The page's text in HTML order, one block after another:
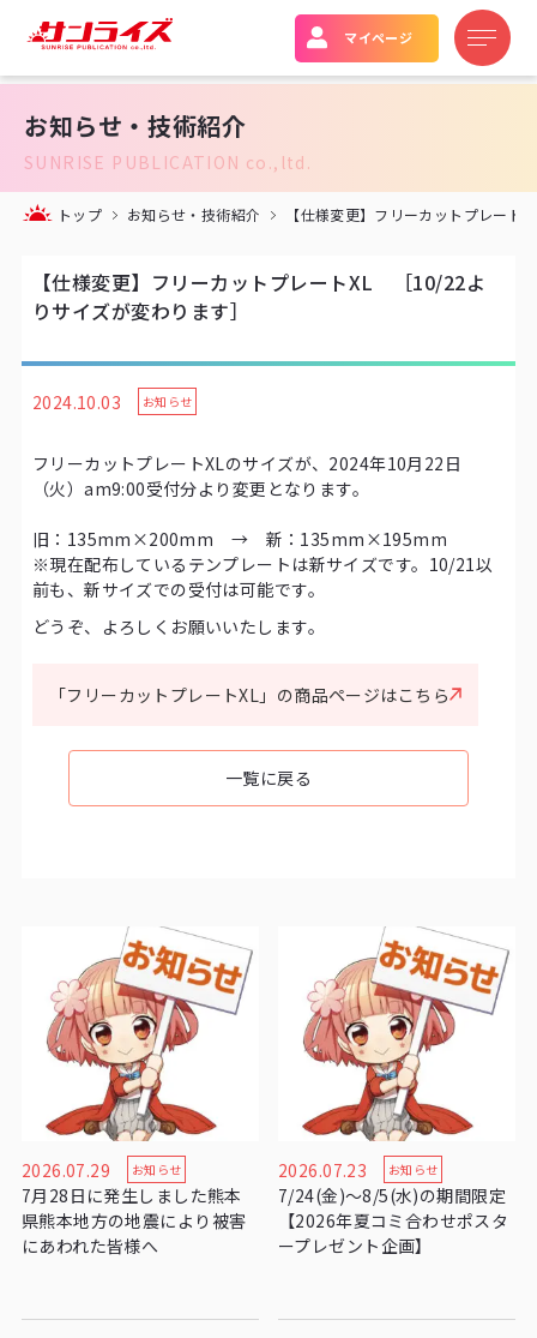
マイページ
お知らせ・技術紹介
SUNRISE PUBLICATION co.,ltd.
トップ お知らせ・技術紹介 【仕様変更】フリーカットプレー
【仕様変更】フリーカットプレートXL ［10/22よ
りサイズが変わります］
2024.10.03 お知らせ
フリーカットプレートXLのサイズが、2024年10月22日
（火）am9:00受付分より変更となります。
旧：135mm×200mm → 新：135mm×195mm
※現在配布しているテンプレートは新サイズです。10/21以
前も、新サイズでの受付は可能です。
どうぞ、よろしくお願いいたします。
「フリーカットプレートXL」の商品ページはこちら
一覧に戻る
2026.07.29 お知らせ
7月28日に発生しました熊本
県熊本地方の地震により被害
にあわれた皆様へ
2026.07.23 お知らせ
7/24(金)〜8/5(水)の期間限定
【2026年夏コミ合わせポスタ
ープレゼント企画】